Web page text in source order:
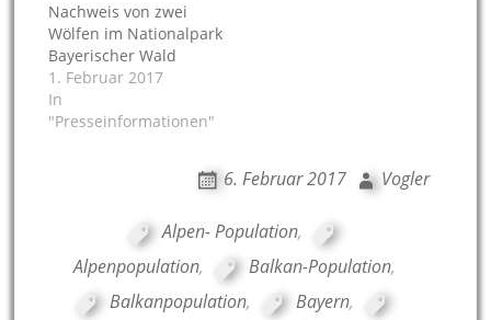
Nachweis von zwei
Wölfen im Nationalpark
Bayerischer Wald
1. Februar 2017
In
"Presseinformationen"
6. Februar 2017 Vogler
Alpen- Population,
Alpenpopulation, Balkan-Population,
Balkanpopulation, Bayern,